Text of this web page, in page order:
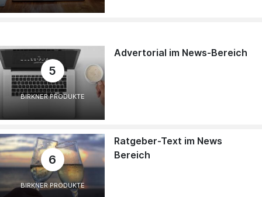
5
BIRKNER PRODUKTE
Advertorial im News-Bereich
6
BIRKNER PRODUKTE
Ratgeber-Text im News
Bereich